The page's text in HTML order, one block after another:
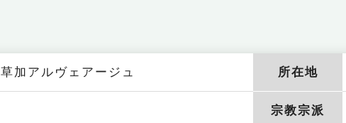
草加アルヴェアージュ 所在地
宗教宗派